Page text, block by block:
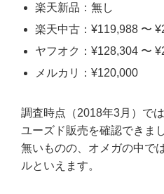
楽天新品：無し
楽天中古：¥119,988 〜
ヤフオク：¥128,304 〜
メルカリ：¥120,000
調査時点（2018年3月）で
ユーズド販売を確認できま
無いものの、オメガの中で
ルといえます。